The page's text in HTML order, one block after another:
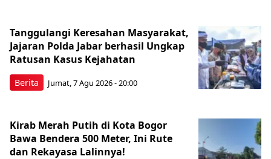
Berita
Tanggulangi Keresahan Masyarakat,
Jajaran Polda Jabar berhasil Ungkap
Ratusan Kasus Kejahatan
Jumat, 7 Agu 2026 - 20:00
Kirab Merah Putih di Kota Bogor
Bawa Bendera 500 Meter, Ini Rute
dan Rekayasa Lalinnya!